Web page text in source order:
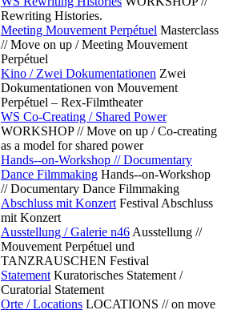
Rewriting Histories.
Meeting Mouvement Perpétuel Masterclass
// Move on up / Meeting Mouvement
Perpétuel
Kino / Zwei Dokumentationen Zwei
Dokumentationen von Mouvement
Perpétuel – Rex-Filmtheater
WS Co-Creating / Shared Power
WORKSHOP // Move on up / Co-creating
as a model for shared power
Hands--on-Workshop // Documentary
Dance Filmmaking Hands--on-Workshop
// Documentary Dance Filmmaking
Abschluss mit Konzert Festival Abschluss
mit Konzert
Ausstellung / Galerie n46 Ausstellung //
Mouvement Perpétuel und
TANZRAUSCHEN Festival
Statement Kuratorisches Statement /
Curatorial Statement
Orte / Locations LOCATIONS // on move